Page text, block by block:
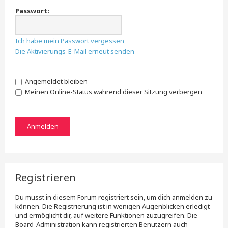
Passwort:
Ich habe mein Passwort vergessen
Die Aktivierungs-E-Mail erneut senden
Angemeldet bleiben
Meinen Online-Status während dieser Sitzung verbergen
Registrieren
Du musst in diesem Forum registriert sein, um dich anmelden zu
können. Die Registrierung ist in wenigen Augenblicken erledigt
und ermöglicht dir, auf weitere Funktionen zuzugreifen. Die
Board-Administration kann registrierten Benutzern auch